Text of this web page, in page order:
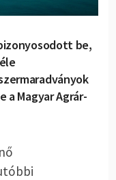
be,
Magyar Agrár-